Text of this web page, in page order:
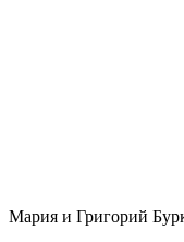
Мария и Григорий